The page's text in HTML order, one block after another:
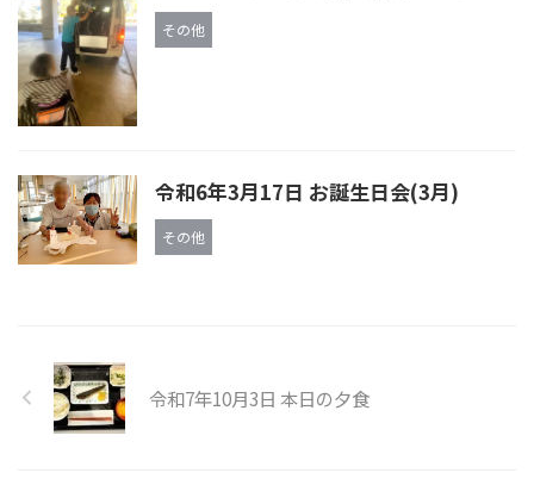
その他
令和6年3月17日 お誕生日会(3月)
その他
令和7年10月3日 本日の夕食